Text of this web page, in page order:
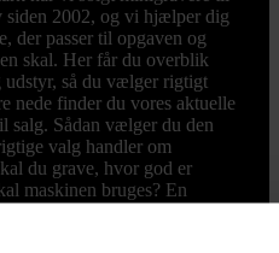
siden 2002, og vi hjælper dig
der passer til opgaven og
skal. Her får du overblik
udstyr, så du vælger rigtigt
nede finder du vores aktuelle
salg. Sådan vælger du den
valg handler om
du grave, hvor god er
maskinen bruges? En
en havelåge, mens en